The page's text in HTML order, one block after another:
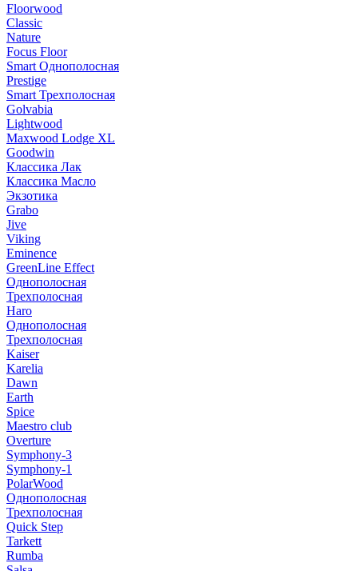
Floorwood
Classic
Nature
Focus Floor
Smart Однополосная
Prestige
Smart Трехполосная
Golvabia
Lightwood
Maxwood Lodge XL
Goodwin
Классика Лак
Классика Масло
Экзотика
Grabo
Jive
Viking
Eminence
GreenLine Effect
Однополосная
Трехполосная
Haro
Однополосная
Трехполосная
Kaiser
Karelia
Dawn
Earth
Spice
Maestro club
Overture
Symphony-3
Symphony-1
PolarWood
Однополосная
Трехполосная
Quick Step
Tarkett
Rumba